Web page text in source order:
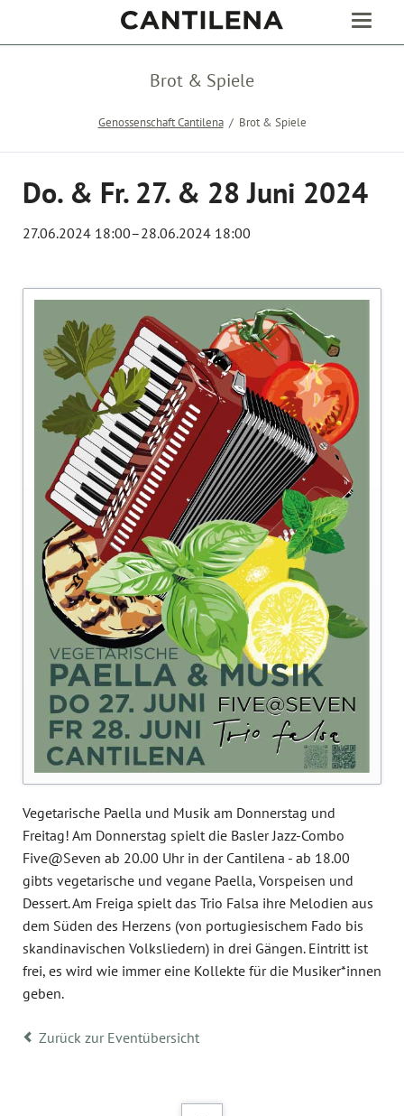
Brot & Spiele
Genossenschaft Cantilena Brot & Spiele
Do. & Fr. 27. & 28 Juni 2024
27.06.2024 18:00–28.06.2024 18:00
Vegetarische Paella und Musik am Donnerstag und
Freitag! Am Donnerstag spielt die Basler Jazz-Combo
Five@Seven ab 20.00 Uhr in der Cantilena - ab 18.00
gibts vegetarische und vegane Paella, Vorspeisen und
Dessert. Am Freiga spielt das Trio Falsa ihre Melodien aus
dem Süden des Herzens (von portugiesischem Fado bis
skandinavischen Volksliedern) in drei Gängen. Eintritt ist
frei, es wird wie immer eine Kollekte für die Musiker*innen
geben.
Zurück zur Eventübersicht